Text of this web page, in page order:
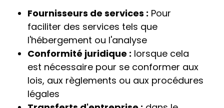
Fournisseurs de services : Pour
faciliter des services tels que
l'hébergement ou l'analyse
Conformité juridique : lorsque cela
est nécessaire pour se conformer aux
lois, aux règlements ou aux procédures
légales